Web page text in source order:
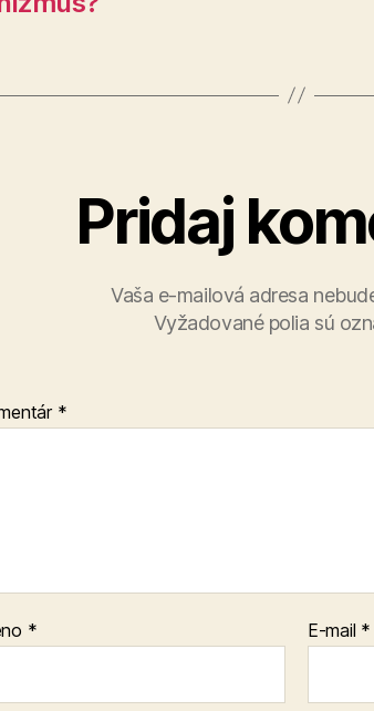
Pridaj
Vaša e-mailová adresa
Vyžadované polia sú
*
* E-mail *